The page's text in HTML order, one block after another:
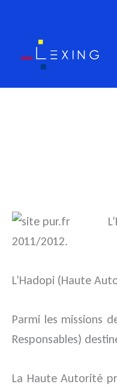
contenu
2011/2012.
L’Hadopi (Haute
Parmi les missions
Responsables)
La Haute Autorité